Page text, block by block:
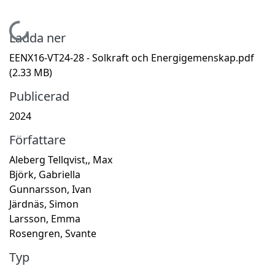
Hämtar...
Ladda ner
EENX16-VT24-28 - Solkraft och Energigemenskap.pdf
(2.33 MB)
Publicerad
2024
Författare
Aleberg Tellqvist,, Max
Björk, Gabriella
Gunnarsson, Ivan
Järdnäs, Simon
Larsson, Emma
Rosengren, Svante
Typ